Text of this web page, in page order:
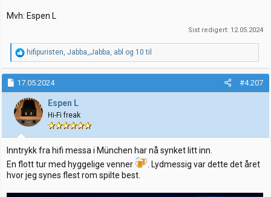
Mvh: Espen L
Sist redigert: 12.05.2024
R
e
a
k
j
o
n
e
r
:
hifipuristen Jabba_Jabba abl og 10 til
17.05.2024 #4.207
Espen L
Hi-Fi freak
Inntrykk fra hifi messa i München har nå synket litt inn.
En flott tur med hyggelige venner
. Lydmessig var dette det året
hvor jeg synes flest rom spilte best.